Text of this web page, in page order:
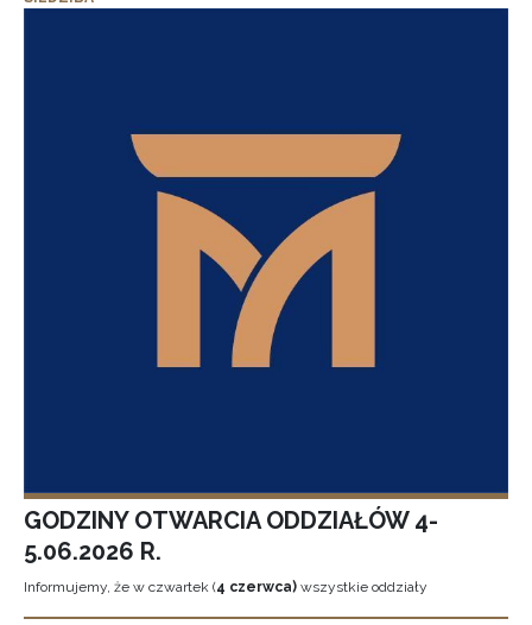
GODZINY OTWARCIA ODDZIAŁÓW 4-
5.06.2026 R.
Informujemy, że w czwartek (4 czerwca) wszystkie oddziały